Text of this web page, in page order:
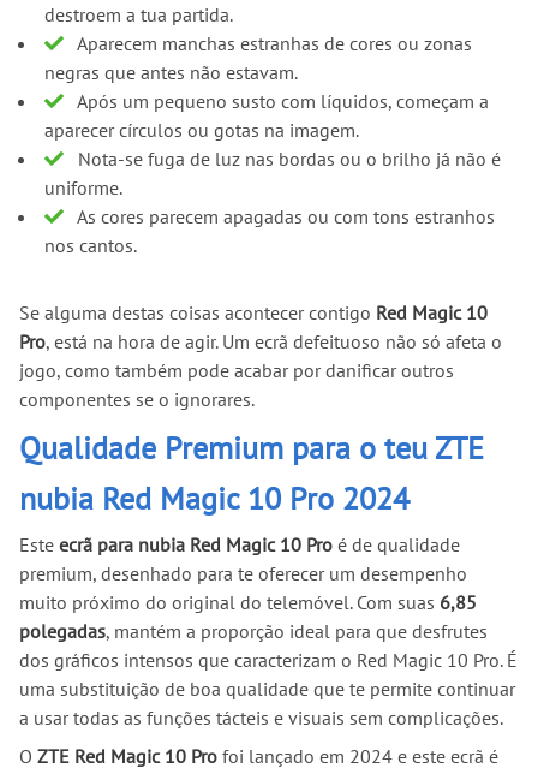
destroem a tua partida.
Aparecem manchas estranhas de cores ou zonas
negras que antes não estavam.
Após um pequeno susto com líquidos, começam a
aparecer círculos ou gotas na imagem.
Nota-se fuga de luz nas bordas ou o brilho já não é
uniforme.
As cores parecem apagadas ou com tons estranhos
nos cantos.
Se alguma destas coisas acontecer contigo Red Magic 10
Pro, está na hora de agir. Um ecrã defeituoso não só afeta o
jogo, como também pode acabar por danificar outros
componentes se o ignorares.
Qualidade Premium para o teu ZTE
nubia Red Magic 10 Pro 2024
Este ecrã para nubia Red Magic 10 Pro é de qualidade
premium, desenhado para te oferecer um desempenho
muito próximo do original do telemóvel. Com suas 6,85
polegadas, mantém a proporção ideal para que desfrutes
dos gráficos intensos que caracterizam o Red Magic 10 Pro. É
uma substituição de boa qualidade que te permite continuar
a usar todas as funções tácteis e visuais sem complicações.
O ZTE Red Magic 10 Pro foi lançado em 2024 e este ecrã é